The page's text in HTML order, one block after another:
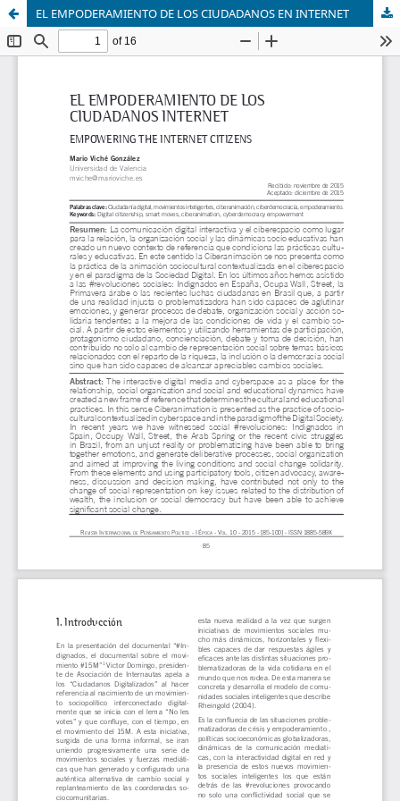
EL EMPODERAMIENTO DE LOS CIUDADANOS EN INTERNET